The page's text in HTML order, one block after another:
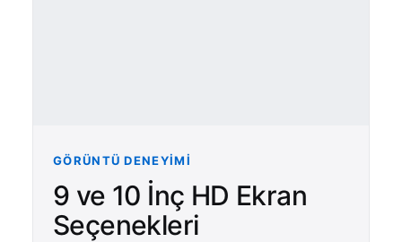
GÖRÜNTÜ DENEYIMI
9 ve 10 İnç HD Ekran
Seçenekleri